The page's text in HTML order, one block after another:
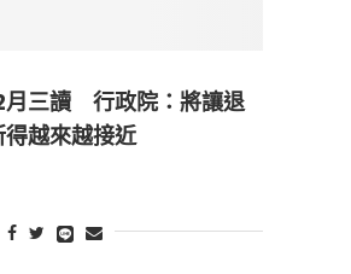
月三讀 行政院：將讓退
越來越接近